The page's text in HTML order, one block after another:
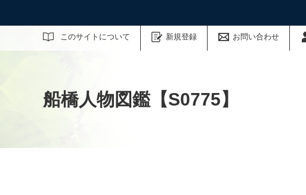
このサイトについて 新規登録 お問い合わせ
サイト内検索
船橋人物図鑑【S0775】